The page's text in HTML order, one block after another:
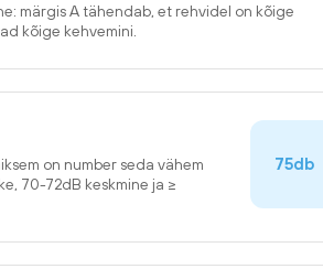
märgis A tähendab, et rehvidel on kõige
kõige kehvemini.
on number seda vähem
70-72dB keskmine ja ≥
75db